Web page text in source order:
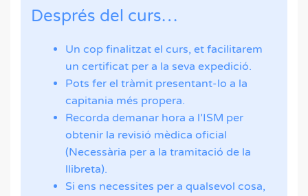
Després del curs…
Un cop finalitzat el curs, et facilitarem
un certificat per a la seva expedició.
Pots fer el tràmit presentant-lo a la
capitania més propera.
Recorda demanar hora a l’ISM per
obtenir la revisió mèdica oficial
(Necessària per a la tramitació de la
llibreta).
Si ens necessites per a qualsevol cosa,